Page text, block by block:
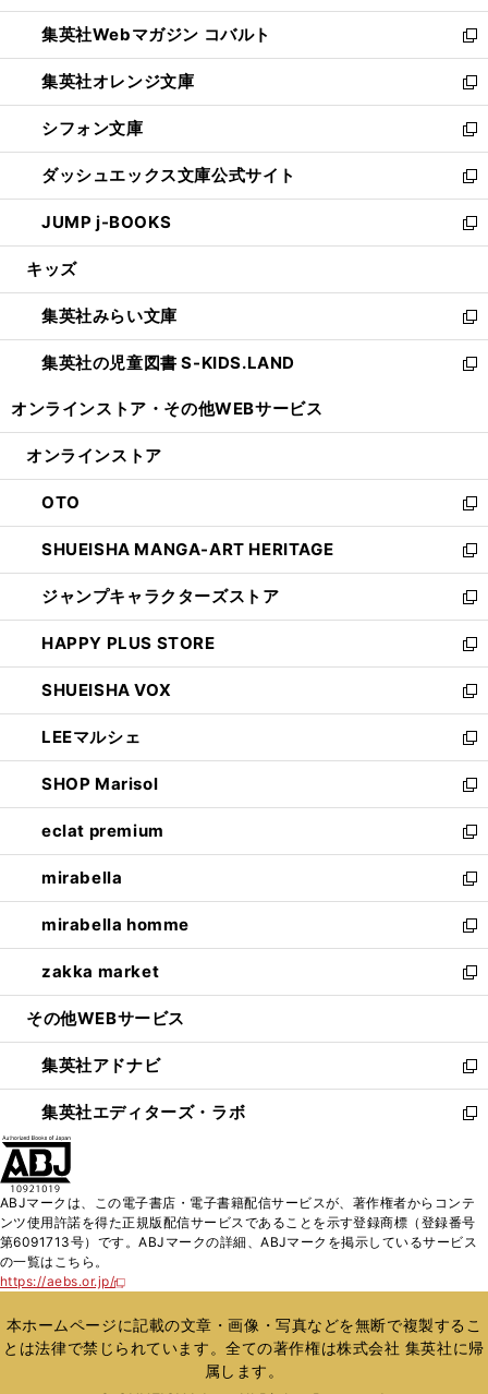
開
く
ウ
で
開
く
ン
ド
ウ
で
開
く
ウ
ィ
ン
ド
ウ
で
開
く
集英社Webマガジン コバルト
新
し
い
ウ
ィ
ン
ド
ウ
で
開
集英社オレンジ文庫
新
し
い
ウ
ィ
ン
ド
ウ
開
く
シフォン文庫
新
し
い
ウ
ィ
ン
ウ
で
開
く
ダッシュエックス文庫公式サイト
新
し
い
ウ
ン
ド
ウ
で
JUMP j-BOOKS
新
し
ウ
ィ
ン
ド
開
キッズ
集英社みらい文庫
新
し
い
ン
ウ
で
開
く
集英社の児童図書 S-KIDS.LAND
新
ウ
ン
ド
ウ
で
開
く
オンラインストア・ その他WEBサービス
オンラインストア
OTO
新
し
い
ウ
ィ
ン
ド
ウ
で
開
く
SHUEISHA MANGA-ART HERITAGE
新
し
い
ウ
ィ
ン
ド
ウ
で
開
く
ジャンプキャラクターズストア
新
し
い
ウ
ィ
ン
ド
ウ
で
開
く
HAPPY PLUS STORE
新
し
い
ウ
ィ
ン
ド
ウ
で
開
く
SHUEISHA VOX
新
し
い
ウ
ィ
ン
ド
ウ
で
開
く
LEEマルシェ
新
し
い
ウ
ィ
ン
ド
ウ
で
開
く
SHOP Marisol
新
し
い
ウ
ィ
ン
ド
ウ
で
開
eclat premium
新
し
い
ウ
ィ
ン
ド
ウ
開
く
mirabella
新
し
い
ウ
ィ
ン
ウ
で
開
く
mirabella homme
新
し
い
ウ
ン
ド
ウ
で
zakka market
新
し
ウ
ィ
ン
ド
く
その他WEBサービス
集英社アドナビ
新
し
い
ド
ウ
で
集英社エディターズ・ラボ
新
ィ
ン
開
く
ABJマークは、この電子書店・電子書籍配信サービスが、著作権者からコンテ
ンツ使用許諾を得た正規版配信サービスであることを示す登録商標（登録番号
第6091713号）です。ABJマークの詳細、ABJマークを掲示しているサービス
の一覧はこちら。
https://aebs.or.jp/
新
い
ウ
ィ
本ホームページに記載の文章・画像・写真などを無断で複製するこ
とは法律で禁じられています。全ての著作権は株式会社 集英社に帰
属します。